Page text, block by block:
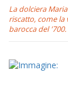
La dolciera
riscatto, come la
barocca del '700.